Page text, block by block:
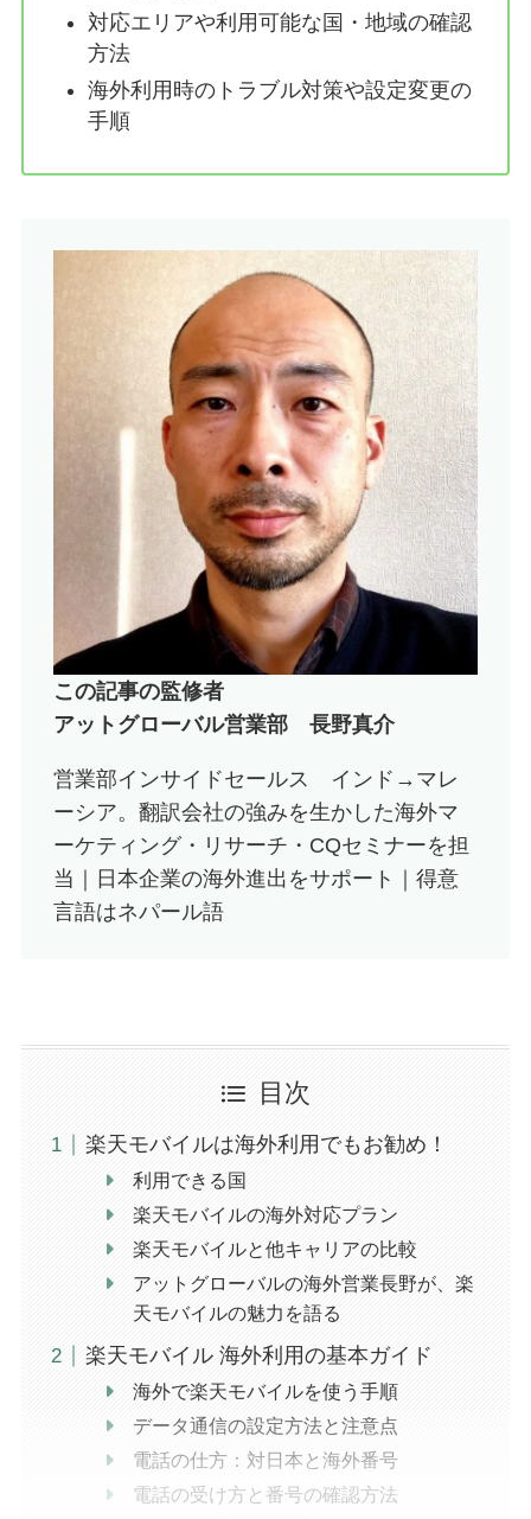
対応エリアや利用可能な国・地域の確認
方法
海外利用時のトラブル対策や設定変更の
手順
この記事の監修者
アットグローバル営業部
長野真介
営業部インサイドセールス インド→マレ
ーシア。翻訳会社の強みを生かした海外マ
ーケティング・リサーチ・CQセミナーを担
当｜日本企業の海外進出をサポート｜得意
言語はネパール語
目次
楽天モバイルは海外利用でもお勧め！
利用できる国
楽天モバイルの海外対応プラン
楽天モバイルと他キャリアの比較
アットグローバルの海外営業長野が、楽
天モバイルの魅力を語る
楽天モバイル 海外利用の基本ガイド
海外で楽天モバイルを使う手順
データ通信の設定方法と注意点
電話の仕方：対日本と海外番号
電話の受け方と番号の確認方法